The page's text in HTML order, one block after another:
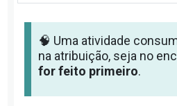
🧠 Uma atividade
na atribuição, seja no
for feito primeiro.